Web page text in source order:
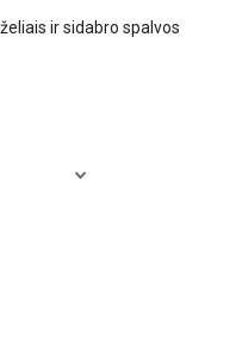
ir sidabro spalvos